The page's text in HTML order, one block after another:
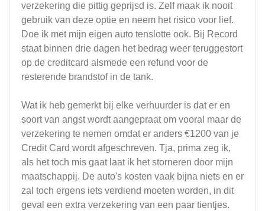
verzekering die pittig geprijsd is. Zelf maak ik nooit
gebruik van deze optie en neem het risico voor lief.
Doe ik met mijn eigen auto tenslotte ook. Bij Record
staat binnen drie dagen het bedrag weer teruggestort
op de creditcard alsmede een refund voor de
resterende brandstof in de tank.
Wat ik heb gemerkt bij elke verhuurder is dat er en
soort van angst wordt aangepraat om vooral maar de
verzekering te nemen omdat er anders €1200 van je
Credit Card wordt afgeschreven. Tja, prima zeg ik,
als het toch mis gaat laat ik het storneren door mijn
maatschappij. De auto's kosten vaak bijna niets en er
zal toch ergens iets verdiend moeten worden, in dit
geval een extra verzekering van een paar tientjes.